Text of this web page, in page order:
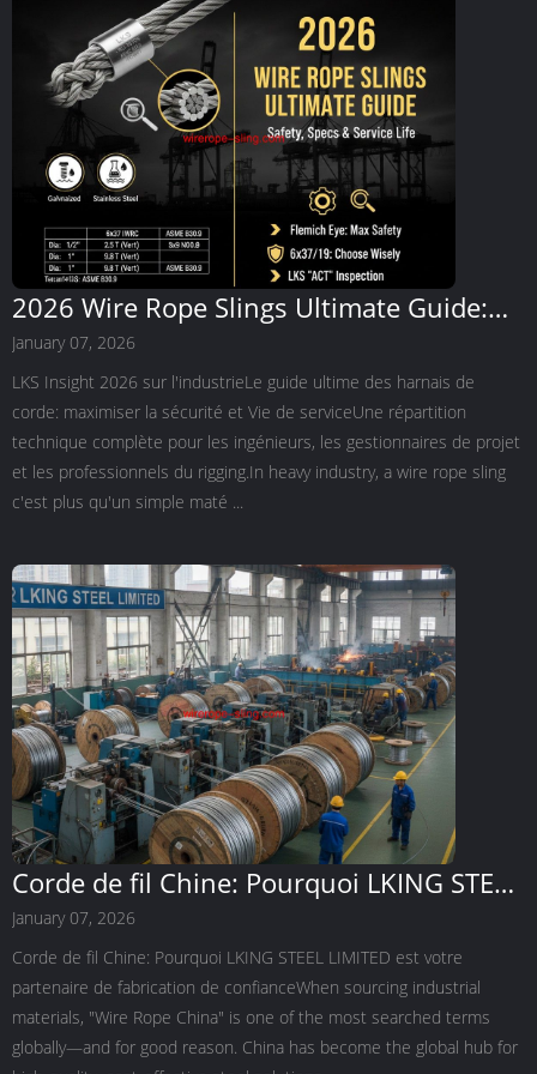
2026 Wire Rope Slings Ultimate Guide:
Sécurité, diagramme WLL et solutions
personnalisées | LKS
January 07, 2026
LKS Insight 2026 sur l'industrieLe guide ultime des harnais de
corde: maximiser la sécurité et Vie de serviceUne répartition
technique complète pour les ingénieurs, les gestionnaires de projet
et les professionnels du rigging.In heavy industry, a wire rope sling
c'est plus qu'un simple maté ...
Corde de fil Chine: Pourquoi LKING STEEL
LIMITED est votre partenaire de
fabrication de confiance
January 07, 2026
Corde de fil Chine: Pourquoi LKING STEEL LIMITED est votre
partenaire de fabrication de confianceWhen sourcing industrial
materials, "Wire Rope China" is one of the most searched terms
globally—and for good reason. China has become the global hub for